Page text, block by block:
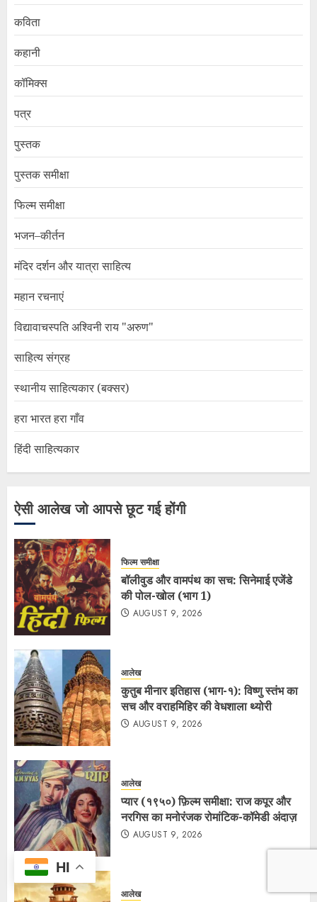
कविता
कहानी
कॉमिक्स
पत्र
पुस्तक
पुस्तक समीक्षा
फिल्म समीक्षा
भजन–कीर्तन
मंदिर दर्शन और यात्रा साहित्य
महान रचनाएं
विद्यावाचस्पति अश्विनी राय "अरुण"
साहित्य संग्रह
स्थानीय साहित्यकार (बक्सर)
हरा भारत हरा गाँव
हिंदी साहित्यकार
ऐसी आलेख जो आपसे छूट गई होंगी
फिल्म समीक्षा
बॉलीवुड और वामपंथ का सच: सिनेमाई एजेंडे
की पोल-खोल (भाग 1)
AUGUST 9, 2026
आलेख
कुतुब मीनार इतिहास (भाग-१): विष्णु स्तंभ का
सच और वराहमिहिर की वेधशाला थ्योरी
AUGUST 9, 2026
आलेख
प्यार (१९५०) फ़िल्म समीक्षा: राज कपूर और
नरगिस का मनोरंजक रोमांटिक-कॉमेडी अंदाज़
AUGUST 9, 2026
आलेख
HI